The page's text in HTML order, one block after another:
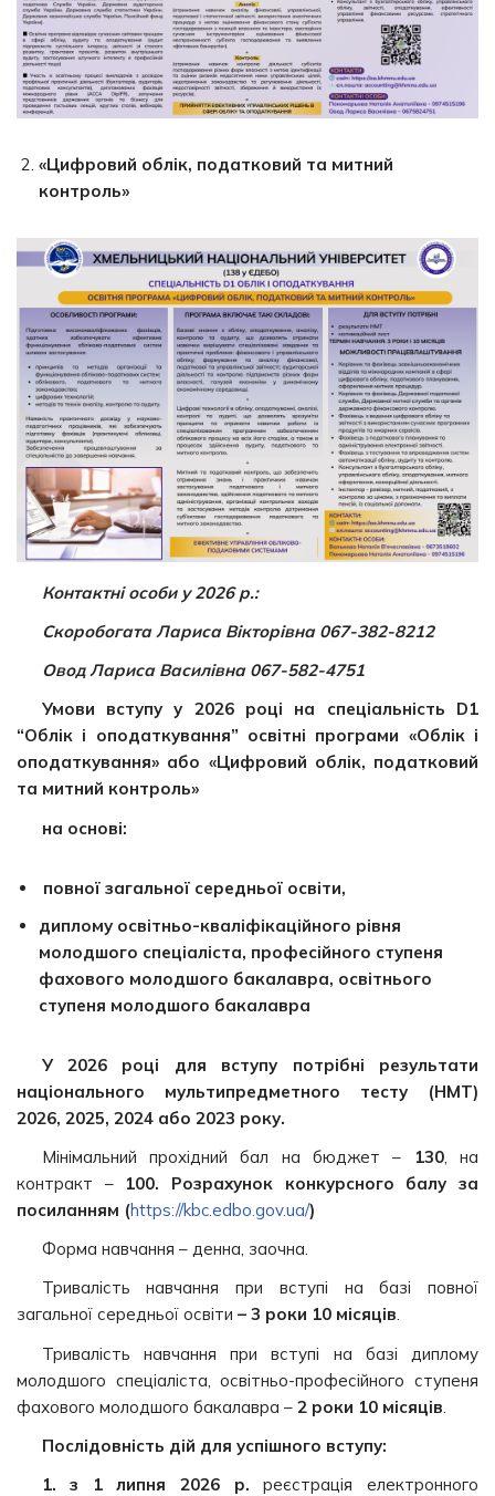
«Цифровий облік, податковий та митний
контроль»
Контактні особи у 2026 р.:
Скоробогата Лариса Вікторівна 067-382-8212
Овод Лариса Василівна 067-582-4751
Умови вступу у 2026 році
на спеціальність D1
“Облік і оподаткування” освітні програми «Облік і
оподаткування» або «Цифровий облік, податковий
та митний контроль»
на основі:
повної загальної середньої освіти,
диплому освітньо-кваліфікаційного рівня
молодшого спеціаліста, професійного ступеня
фахового молодшого бакалавра, освітнього
ступеня молодшого бакалавра
У 2026 році для вступу потрібні результати
національного мультипредметного тесту (НМТ)
2026, 2025, 2024 або 2023 року.
Мінімальний прохідний бал на бюджет –
130, на
контракт – 100. Розрахунок конкурсного балу за
посиланням (https://kbc.edbo.gov.ua/)
Форма навчання – денна, заочна.
Тривалість навчання при вступі на базі повної
загальної середньої освіти – 3 роки 10 місяців.
Тривалість навчання при вступі на базі диплому
молодшого спеціаліста, освітньо-професійного ступеня
фахового молодшого бакалавра – 2 роки 10 місяців
Послідовність дій для успішного вступу:
1. з 1 липня 2026 р.реєстрація електронного